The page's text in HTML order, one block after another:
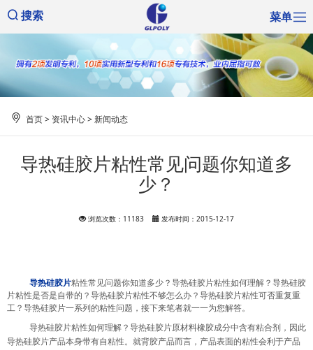
搜索 菜单
首页> 资讯中心>新闻动态
导热硅胶片粘性常见问题你知道多
少？
浏览次数：11183 发布时间：2015-12-17
导热硅胶片粘性常见问题你知道多少？导热硅胶片粘性如何理解？导热硅胶
片粘性是否是自带的？导热硅胶片粘性不够怎么办？导热硅胶片粘性可否重复重
工？导热硅胶片一系列的粘性问题，接下来笔者就一一为您解答。
导热硅胶片粘性如何理解？导热硅胶片原材料橡胶成分中含有粘合剂，因此
导热硅胶片产品本身带有自粘性。就背胶产品而言，产品表面的粘性会利于产品